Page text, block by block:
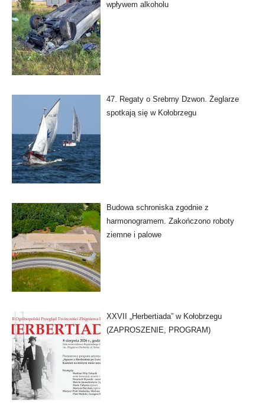
wpływem alkoholu
47. Regaty o Srebrny Dzwon. Żeglarze
spotkają się w Kołobrzegu
Budowa schroniska zgodnie z
harmonogramem. Zakończono roboty
ziemne i palowe
XXVII „Herbertiada” w Kołobrzegu
(ZAPROSZENIE, PROGRAM)